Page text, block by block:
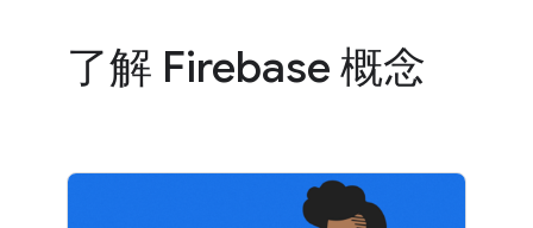
了解 Firebase 概念